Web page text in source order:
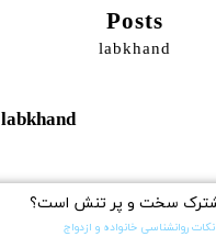
Posts
labkhand
labkhand
سخت و پر تنش است؟
نکات روانشناسی خانواده و ازدواج